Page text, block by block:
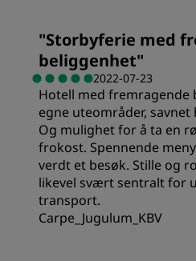
Service
Sted
Service
"Storbyferie med
beliggenhet"
2022-07-23
Hotell med fremragende
egne uteområder,
Og mulighet for å ta en
frokost. Spennende
verdt et besøk. Stille og
likevel svært sentralt for
transport.
Carpe_Jugulum_KBV